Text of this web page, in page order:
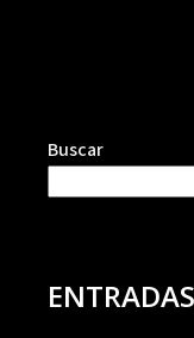
Buscar